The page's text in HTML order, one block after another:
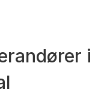
i